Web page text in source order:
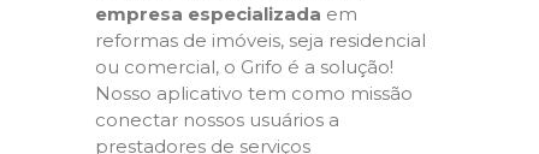
empresa especializada em
reformas de imóveis, seja residencial
ou comercial, o Grifo é a solução!
Nosso aplicativo tem como missão
conectar nossos usuários a
prestadores de serviços